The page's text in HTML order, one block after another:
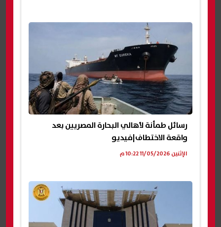
رسائل طمأنة لأهالي البحارة المصريين بعد
واقعة الاختطاف|فيديو
الإثنين 11/05/2026 10:22 م